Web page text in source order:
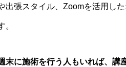
出張スタイル、Zoomを活用し
。
末に施術を行う人もいれば、講